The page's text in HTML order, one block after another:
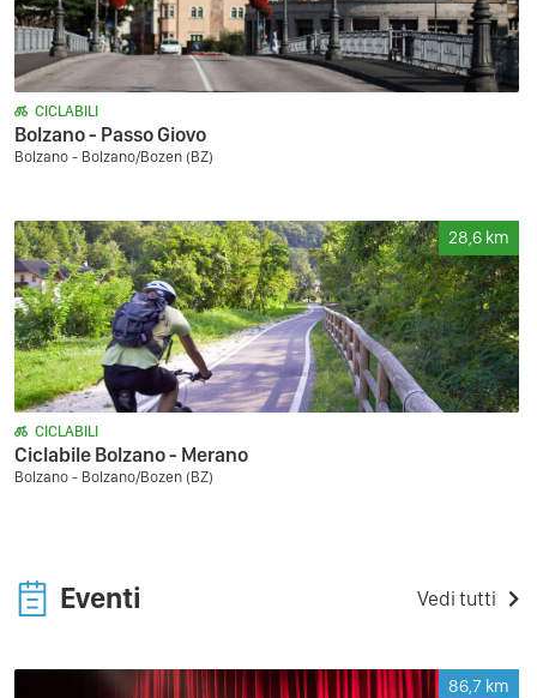
CICLABILI
Bolzano - Passo Giovo
Bolzano - Bolzano/Bozen (BZ)
28,6 km
CICLABILI
Ciclabile Bolzano - Merano
Bolzano - Bolzano/Bozen (BZ)
Eventi Vedi tutti
86,7 km